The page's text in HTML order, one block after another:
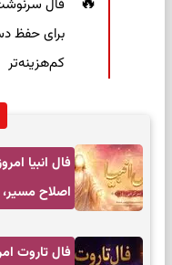
برای حفظ
کم‌هزینه‌تر
اصلاح